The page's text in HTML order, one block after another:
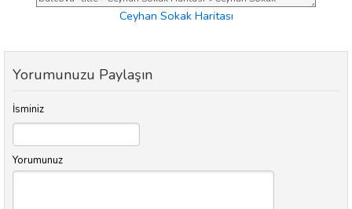
Ceyhan Sokak Haritası
Yorumunuzu Paylaşın
İsminiz
Yorumunuz